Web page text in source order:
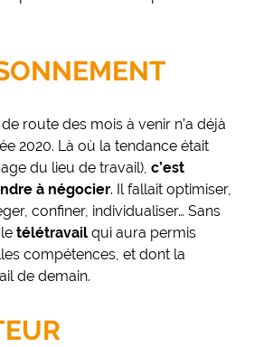
route des mois à venir n’a déjà
2020. Là où la tendance était
du lieu de travail), c’est
à négocier. Il fallait optimiser,
confiner, individualiser… Sans
télétravail qui aura permis
compétences, et dont la
de demain.